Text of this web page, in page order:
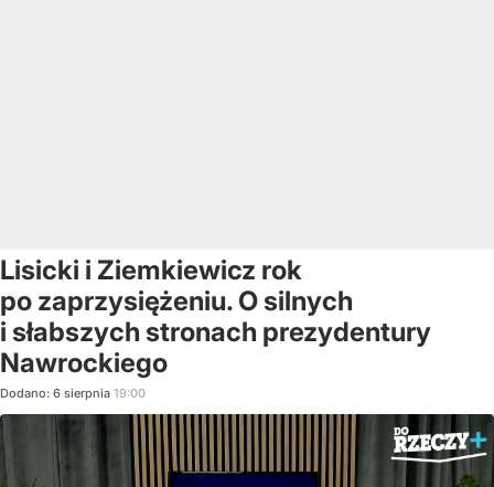
Lisicki i Ziemkiewicz rok
po zaprzysiężeniu. O silnych
i słabszych stronach prezydentury
Nawrockiego
Dodano: 6 sierpnia 19:00